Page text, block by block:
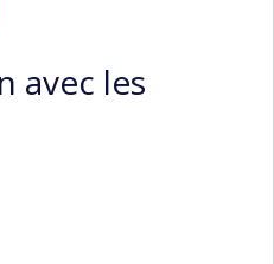
avec les